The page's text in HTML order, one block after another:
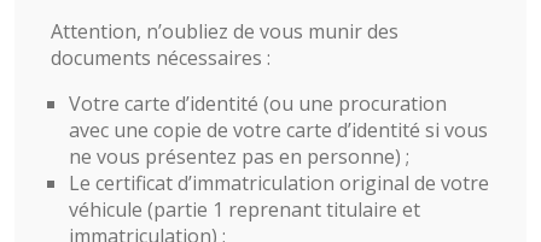
Attention, n’oubliez de vous munir des
documents nécessaires :
Votre carte d’identité (ou une procuration
avec une copie de votre carte d’identité si vous
ne vous présentez pas en personne) ;
Le certificat d’immatriculation original de votre
véhicule (partie 1 reprenant titulaire et
immatriculation) ;